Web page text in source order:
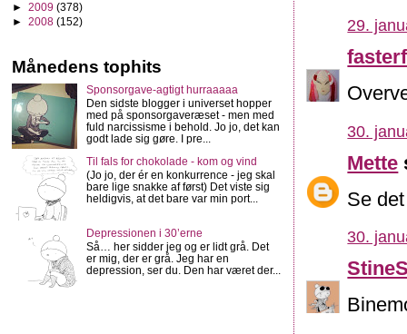
29.
30.
Mette
Se
30.
► 2009 (378)
► 2008 (152)
Månedens tophits
Sponsorgave-agtigt hurraaaaa
Den sidste blogger i universet hopper
med på sponsorgaveræset - men med
fuld narcissisme i behold. Jo jo, det kan
godt lade sig gøre. I pre...
Til fals for chokolade - kom og vind
(Jo jo, der ér en konkurrence - jeg skal
bare lige snakke af først) Det viste sig
heldigvis, at det bare var min port...
Depressionen i 30’erne
Så… her sidder jeg og er lidt grå. Det
er mig, der er grå. Jeg har en
depression, ser du. Den har været der...